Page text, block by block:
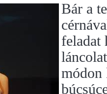
Bár a
feladat
módon